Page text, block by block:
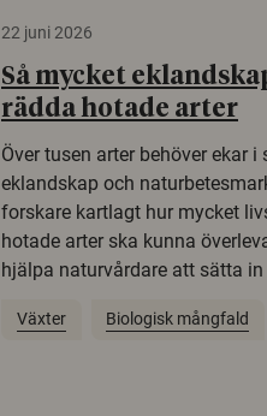
22 juni 2026
Så mycket
rädda hotade arter
Över tusen arter behöver ekar
eklandskap och
forskare kartlagt hur mycket
hotade arter ska kunna
hjälpa naturvårdare att sätta
Växter Biologisk mångfald